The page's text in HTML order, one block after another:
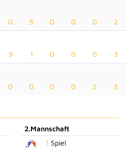
0 5 0 0 0 2
9 1 0 0 0 3
0 0 0 0 2 3
2.Mannschaft
1 Spiel